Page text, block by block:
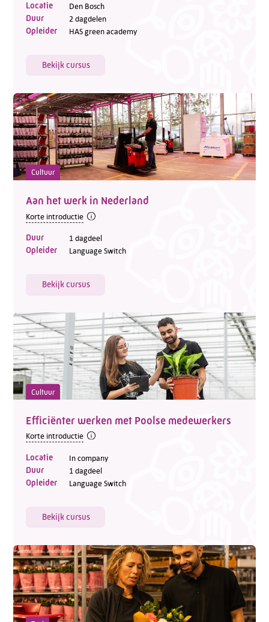
Locatie Den Bosch
Duur 2 dagdelen
Opleider HAS green academy
Bekijk cursus
Cultuur
Aan het werk in Nederland
Korte introductie
Duur 1 dagdeel
Opleider Language Switch
Bekijk cursus
Cultuur
Efficiënter werken met Poolse medewerkers
Korte introductie
Locatie In company
Duur 1 dagdeel
Opleider Language Switch
Bekijk cursus